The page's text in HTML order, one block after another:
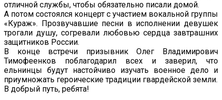
отличной службы, чтобы обязательно писали домой.
А потом состоялся концерт с участием вокальной группы
«Кураж». Прозвучавшие песни в исполнении девушек
трогали душу, согревали любовью сердца завтрашних
защитников России.
В конце встречи призывник Олег Владимирович
Тимофеенков поблагодарил всех и заверил, что
ельнинцы будут настойчиво изучать военное дело и
приумножать героические традиции гвардейской земли.
В добрый путь, ребята!